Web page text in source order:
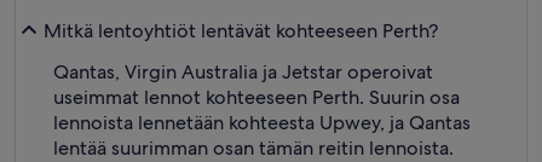
Mitkä lentoyhtiöt lentävät kohteeseen Perth?
Qantas, Virgin Australia ja Jetstar operoivat
useimmat lennot kohteeseen Perth. Suurin osa
lennoista lennetään kohteesta Upwey, ja Qantas
lentää suurimman osan tämän reitin lennoista.